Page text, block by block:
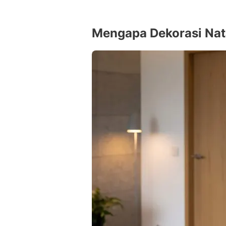
Mengapa Dekorasi